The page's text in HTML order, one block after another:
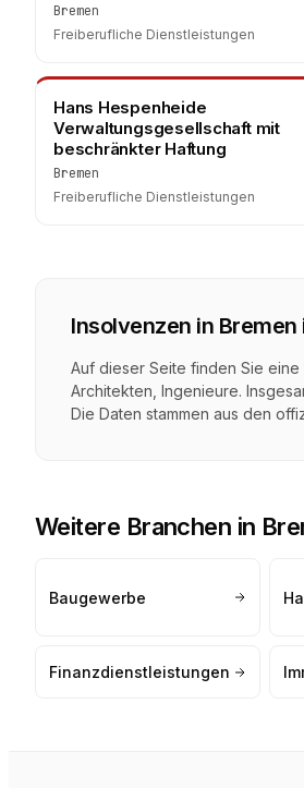
Bremen
Freiberufliche Dienstleistungen
Hans Hespenheide
Verwaltungsgesellschaft mit
beschränkter Haftung
Bremen
Freiberufliche Dienstleistungen
Insolvenzen in Bremen
Auf dieser Seite finden Sie
Architekten, Ingenieure.
Die Daten stammen aus den
Weitere Branchen in
Baugewerbe
Finanzdienstleistungen